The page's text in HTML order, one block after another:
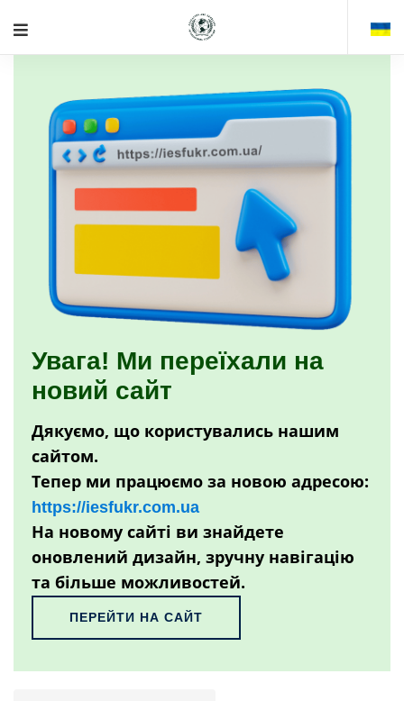
Увага! Ми переїхали на
новий сайт
Дякуємо, що користувались нашим
сайтом.
Тепер ми працюємо за новою адресою:
https://iesfukr.com.ua
На новому сайті ви знайдете
оновлений дизайн, зручну навігацію
та більше можливостей.
ПЕРЕЙТИ НА САЙТ